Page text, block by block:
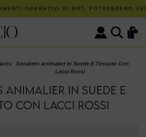
OPERATIVI DI BRT, POTREBBERO
0
Sneakers Animalier In Suede E Tessuto Con
Lacci Rossi
ANIMALIER IN SUEDE E
CON LACCI ROSSI